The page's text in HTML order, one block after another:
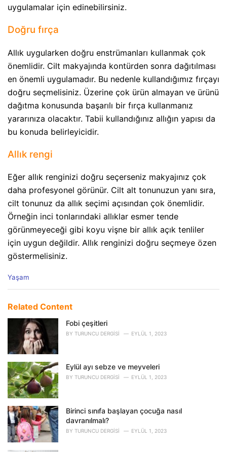
uygulamalar için edinebilirsiniz.
Doğru fırça
Allık uygularken doğru enstrümanları kullanmak çok
önemlidir. Cilt makyajında kontürden sonra dağıtılması
en önemli uygulamadır. Bu nedenle kullandığımız fırçayı
doğru seçmelisiniz. Üzerine çok ürün almayan ve ürünü
dağıtma konusunda başarılı bir fırça kullanmanız
yararınıza olacaktır. Tabii kullandığınız allığın yapısı da
bu konuda belirleyicidir.
Allık rengi
Eğer allık renginizi doğru seçerseniz makyajınız çok
daha profesyonel görünür. Cilt alt tonunuzun yanı sıra,
cilt tonunuz da allık seçimi açısından çok önemlidir.
Örneğin inci tonlarındaki allıklar esmer tende
görünmeyeceği gibi koyu vişne bir allık açık tenliler
için uygun değildir. Allık renginizi doğru seçmeye özen
göstermelisiniz.
C
e
e
:
Yaşam
Related Content
Fobi çeşitleri
BY TURUNCU DERGISI EYLÜL 1, 2023
Eylül ayı sebze ve meyveleri
BY TURUNCU DERGISI EYLÜL 1, 2023
Birinci sınıfa başlayan çocuğa nasıl
davranılmalı?
BY TURUNCU DERGISI EYLÜL 1, 2023